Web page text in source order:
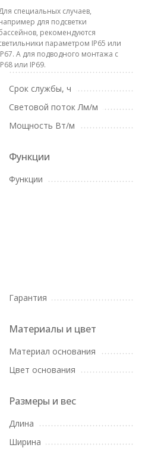
специальных случаев,
для подсветки
рекомендуются
параметром IP65 или
А для подводного монтажа с
или IP69.
Срок службы, ч
Световой поток Лм/м
Мощность Вт/м
Функции
Функции
Гарантия
Материалы и цвет
Материал основания
Цвет основания
Размеры и вес
Длина
Ширина